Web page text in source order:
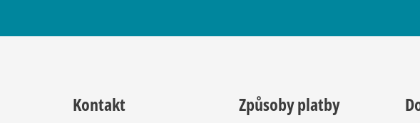
Kontakt Způsoby platby